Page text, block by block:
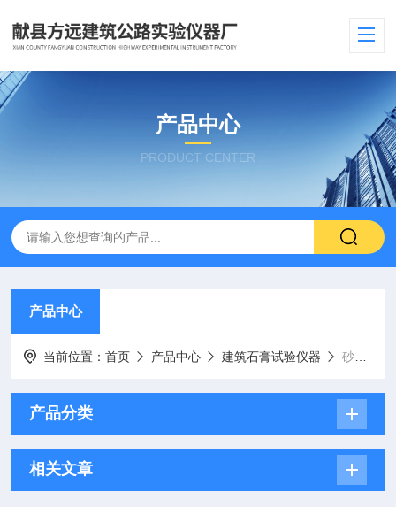
产品中心
PRODUCT CENTER
产品中心
当前位置：首页 产品中心 建筑石膏试验仪器 砂浆石膏饱水率测定仪
产品分类
相关文章